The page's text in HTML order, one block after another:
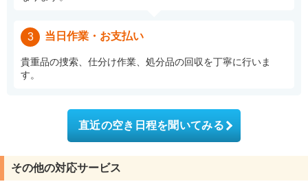
3 当日作業・お支払い
貴重品の捜索、仕分け作業、処分品の回収を丁寧に行いま
す。
直近の空き日程を聞いてみる
その他の対応サービス